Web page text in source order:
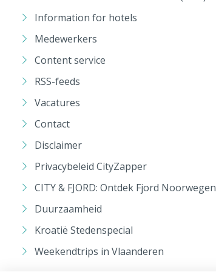
Information for hotels
Medewerkers
Content service
RSS-feeds
Vacatures
Contact
Disclaimer
Privacybeleid CityZapper
CITY & FJORD: Ontdek Fjord Noorwegen
Duurzaamheid
Kroatië Stedenspecial
Weekendtrips in Vlaanderen